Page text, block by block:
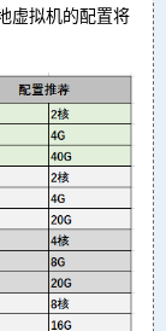
虚拟机的配置将